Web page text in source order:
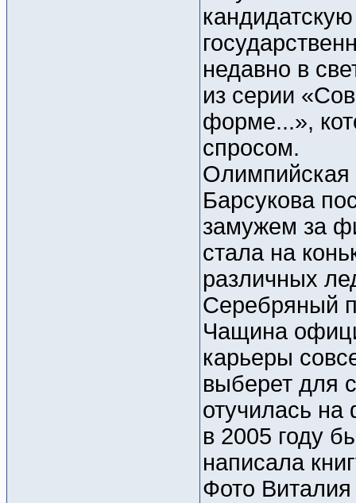
недавно в
из серии
форме...»,
спросом.
Барсукова
замужем за
стала на
различных
Серебряный
Чащина
карьеры
выберет для
отучилась
в 2005 году
написала
Фото